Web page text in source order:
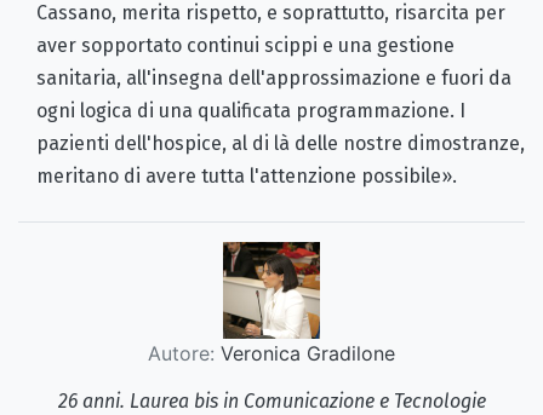
Cassano, merita rispetto, e soprattutto, risarcita per
aver sopportato continui scippi e una gestione
sanitaria, all'insegna dell'approssimazione e fuori da
ogni logica di una qualificata programmazione. I
pazienti dell'hospice, al di là delle nostre dimostranze,
meritano di avere tutta l'attenzione possibile».
Autore: Veronica Gradilone
26 anni. Laurea bis in Comunicazione e Tecnologie